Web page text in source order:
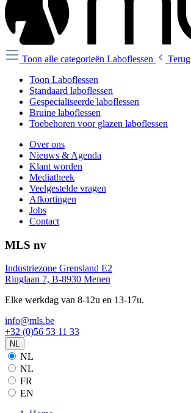
Toon alle categorieën Laboflessen
Terug
Toon Laboflessen
Standaard laboflessen
Gespecialiseerde laboflessen
Bruine laboflessen
Toebehoren voor glazen laboflessen
Over ons
Nieuws & Agenda
Klant worden
Mediatheek
Veelgestelde vragen
Afkortingen
Jobs
Contact
MLS nv
Industriezone Grensland E2
Ringlaan 7, B-8930 Menen
Elke werkdag van 8-12u en 13-17u.
info@mls.be
+32 (0)56 53 11 33
NL
NL
NL
FR
EN